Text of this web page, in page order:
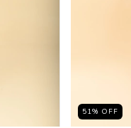
51% OFF